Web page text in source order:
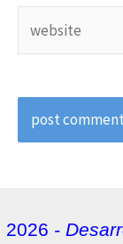
2026 -